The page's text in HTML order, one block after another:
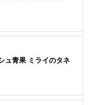
ュ青果 ミライのタネ